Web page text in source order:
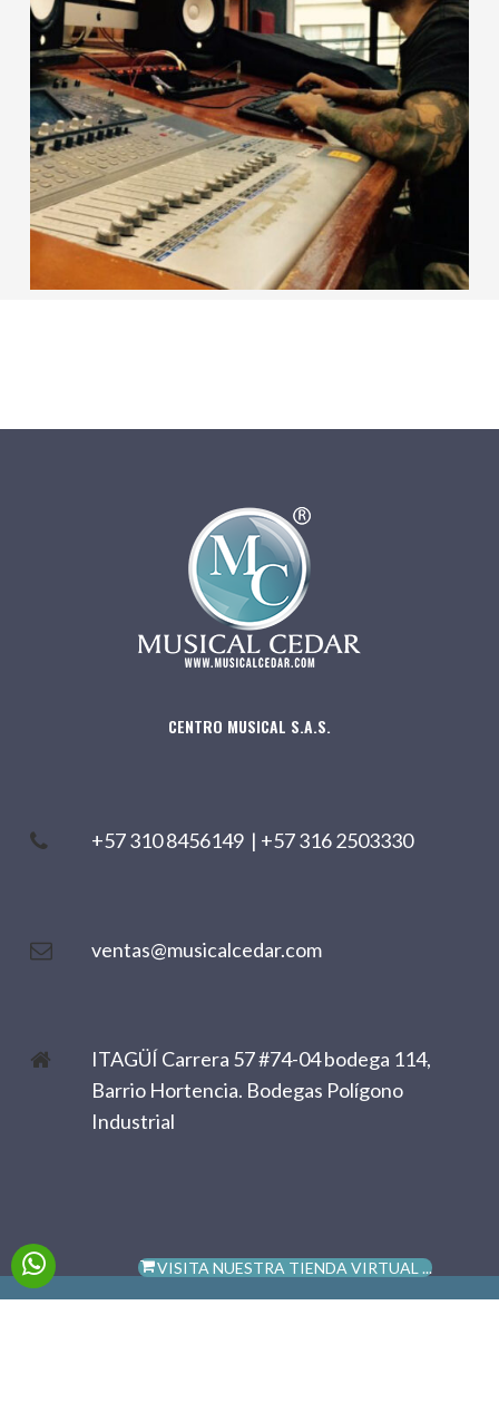
CENTRO MUSICAL S.A.S.
+57 310 8456149 | +57 316 2503330
ventas@musicalcedar.com
ITAGÜÍ Carrera 57 #74-04 bodega 114,
Barrio Hortencia. Bodegas Polígono
Industrial
VISITA NUESTRA TIENDA VIRTUAL ...